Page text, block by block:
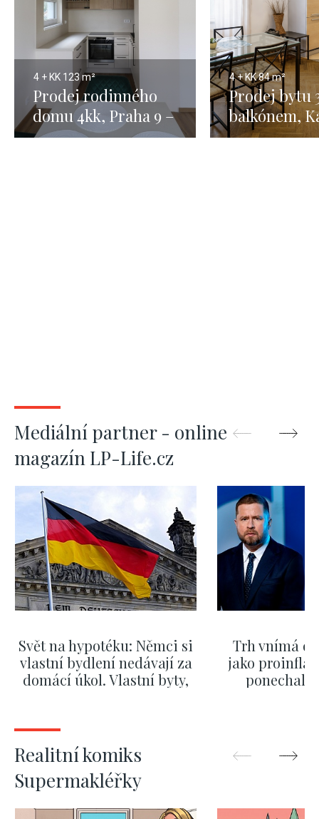
4 + KK 123 m²
Prodej rodinného
domu 4kk, Praha 9 –
123m2
4 + KK84 m²
Prodej bytu
balkónem,
Světlé,
Mediální partner - online
magazín LP-Life.cz
Svět na hypotéku: Němci si
vlastní bydlení nedávají za
domácí úkol. Vlastní byty,
Trh vnímá
jako
ponechali
Realitní komiks
Supermakléřky